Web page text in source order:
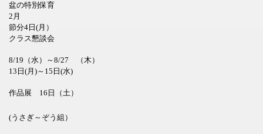
盆の特別保育
2月
節分4日(月）
クラス懇談会
8/19（水）～8/27 （木）
13日(月)～15日(水)
作品展 16日（土）
(うさぎ～ぞう組）